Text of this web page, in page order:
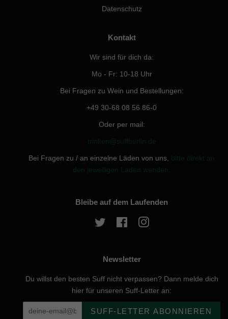
Datenschutz
Kontakt
Wir sind für dich da:
Mo - Fr: 10-18 Uhr
Bei Fragen zu Wein und Bestellungen:
+49 30-68 08 56 86-0
Oder per mail:
trinken@suffberlin.de
Bei Fragen zu / an einzelne Läden von uns,
bitte direkt an
den jeweiligen Laden wenden.
Bleibe auf dem Laufenden
Twitter Facebook
Newsletter
Du willst den besten Suff nicht verpassen? Dann melde dich
hier für unseren Suff-Letter an:
SUFF-LETTER ABONNIEREN